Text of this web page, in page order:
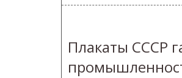
Плакаты СССР